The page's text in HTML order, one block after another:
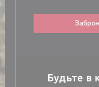
Будьте в